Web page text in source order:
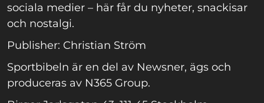
sociala medier – här får du nyheter, snackisar
och nostalgi.
Publisher: Christian Ström
Sportbibeln är en del av Newsner, ägs och
produceras av N365 Group.